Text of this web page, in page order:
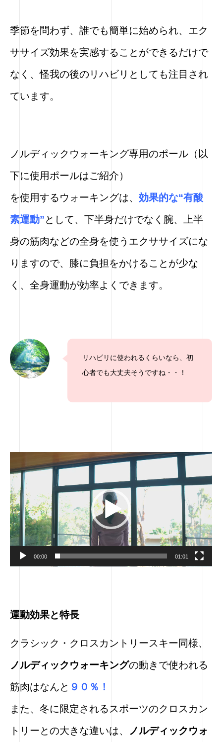
季節を問わず、誰でも簡単に始められ、エク
ササイズ効果を実感することができるだけで
なく、怪我の後のリハビリとしても注目され
ています。
ノルディックウォーキング専用のポール（以
下に使用ポールはご紹介）
を使用するウォーキングは、 効果的な“有酸
素運動”として、下半身だけでなく腕、上半
身の筋肉などの全身を使うエクササイズにな
りますので、膝に負担をかけることが少な
く、全身運動が効率よくできます。
リハビリに使われるくらいなら、初
心者でも大丈夫そうですね・・！
プ
レ
ー
ヤ
ー
00:00 01:01
運動効果と特長
クラシック・クロスカントリースキー同様、
ノルディックウォーキングの動きで使われる
筋肉はなんと ９０％！
また、冬に限定されるスポーツのクロスカン
トリーとの大きな違いは、 ノルディックウォ